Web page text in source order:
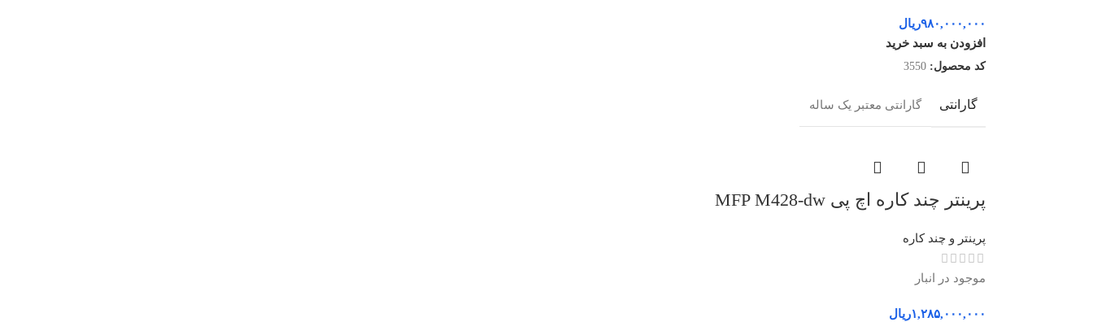
۹۸۰,۰۰۰,۰۰۰ریال
افزودن به سبد خرید
کد محصول: 3550
گارانتی گارانتی معتبر یک ساله
پرینتر چند کاره اچ پی MFP M428-dw
پرینتر و چند کاره
موجود در انبار
۱,۲۸۵,۰۰۰,۰۰۰ریال